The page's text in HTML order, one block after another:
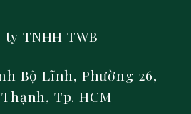
ty TNHH TWB
Bộ Lĩnh, Phường 26,
Tp. HCM